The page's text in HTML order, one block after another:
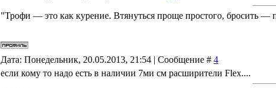
"Трофи — это как курение. Втянуться проще простого, бросить —
Дата: Понедельник, 20.05.2013, 21:54 | Сообщение # 4
если кому то надо есть в наличии 7ми см расширители Flex....